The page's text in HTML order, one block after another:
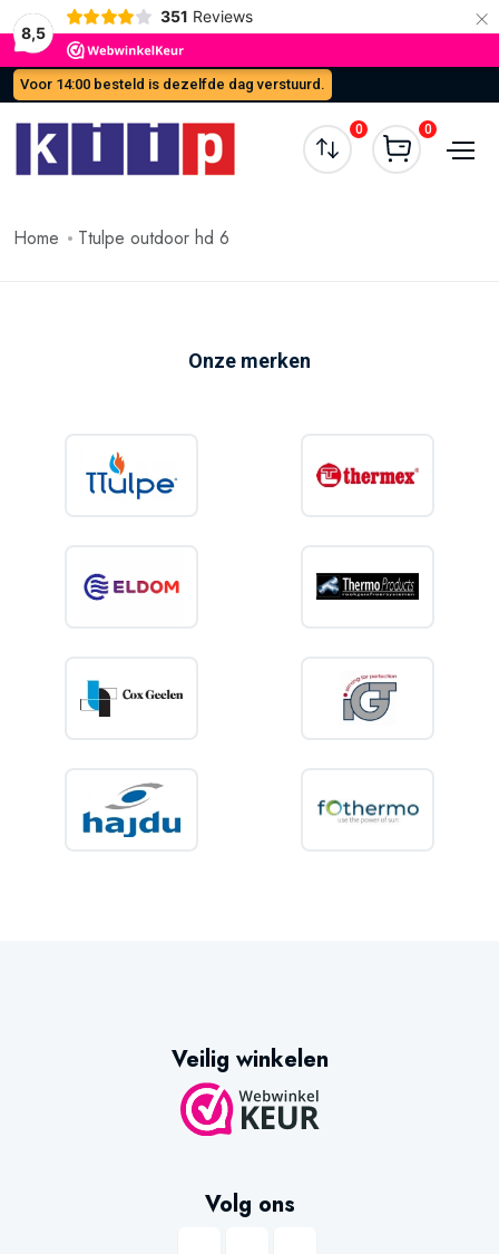
8,5
351 Reviews ×
Voor 14:00 besteld is dezelfde dag verstuurd.
0 0
Home Ttulpe outdoor hd 6
Onze merken
Veilig winkelen
Volg ons